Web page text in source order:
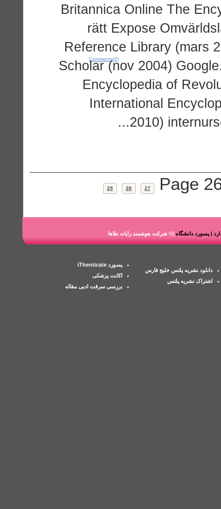
Britannica Online The
rätt Expose
Reference Library (mars
Scholar (nov 2004)
Encyclopedia of
International
2010)
Comments(0)
Page
27
28
29
| پسورد دانشگاه |© شرکت هوشمند رایانه طاها
دانلود نشریه پلتس خلیج فارس
اشتراک نشریه پلتس
پسورد iThenticate
اکانت پزشکی
بررسی سرقت ادبی مقاله